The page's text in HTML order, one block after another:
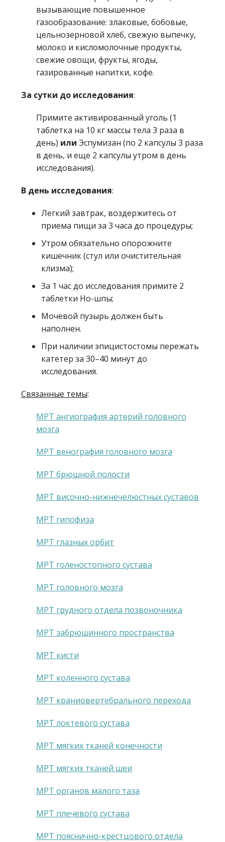
вызывающие повышенное
газообразование: злаковые, бобовые,
цельнозерновой хлеб, свежую выпечку,
молоко и кисломолочные продукты,
свежие овощи, фрукты, ягоды,
газированные напитки, кофе.
За сутки до исследования:
Примите активированный уголь (1
таблетка на 10 кг массы тела 3 раза в
день) или Эспумизан (по 2 капсулы 3 раза
в день, и еще 2 капсулы утром в день
исследования).
В день исследования:
Легкий завтрак, воздержитесь от
приема пищи за 3 часа до процедуры;
Утром обязательно опорожните
кишечник (стул или очистительная
клизма);
За 1 час до исследования примите 2
таблетки Но-шпы;
Мочевой пузырь должен быть
наполнен.
При наличии эпицистостомы пережать
катетер за 30–40 минут до
исследования.
Связанные темы:
МРТ ангиография артерий головного
мозга
МРТ венография головного мозга
МРТ брюшной полости
МРТ височно-нижнечелюстных суставов
МРТ гипофиза
МРТ глазных орбит
МРТ голеностопного сустава
МРТ головного мозга
МРТ грудного отдела позвоночника
МРТ забрюшинного пространства
МРТ кисти
МРТ коленного сустава
МРТ краниовертебрального перехода
МРТ локтевого сустава
МРТ мягких тканей конечности
МРТ мягких тканей шеи
МРТ органов малого таза
МРТ плечевого сустава
МРТ пояснично-крестцового отдела